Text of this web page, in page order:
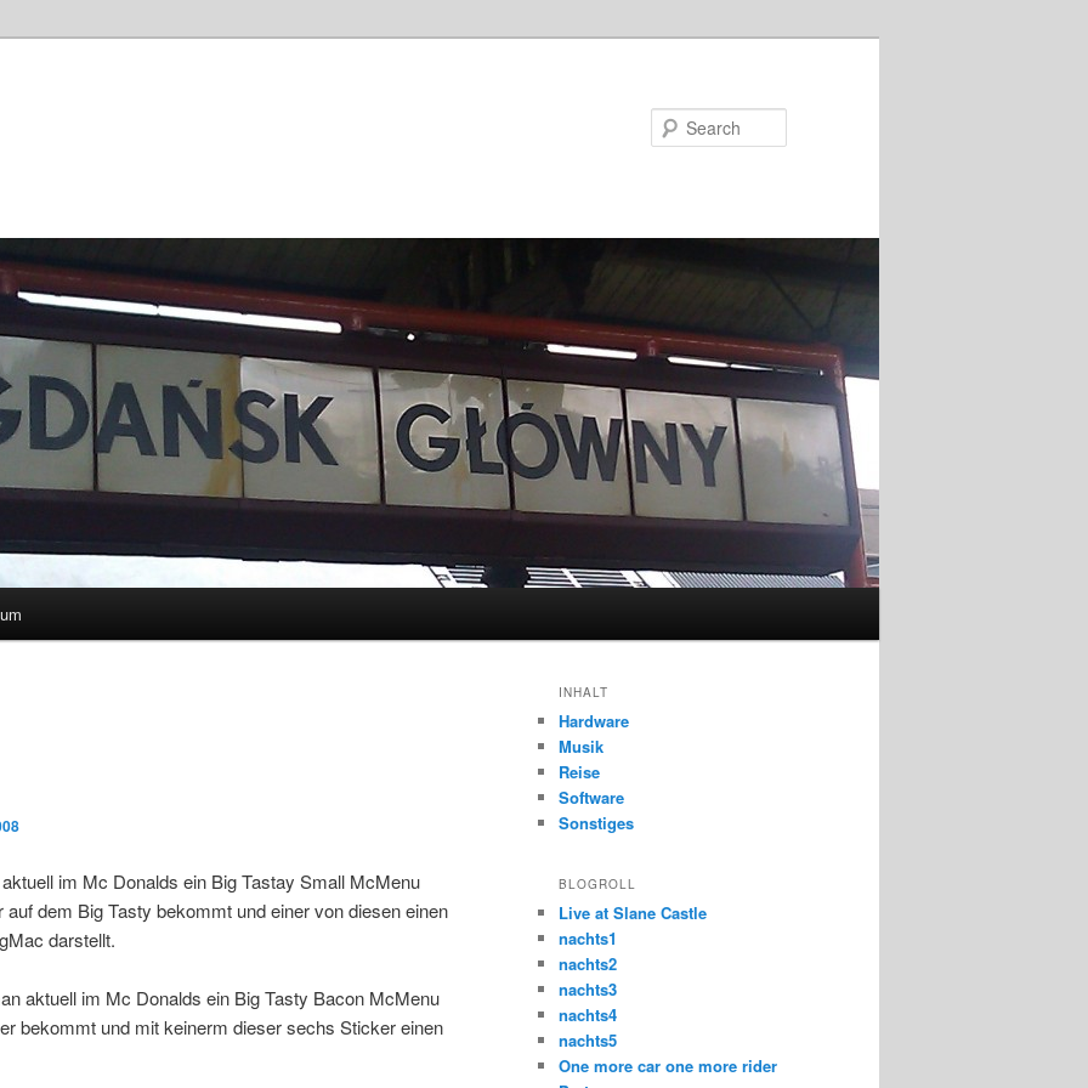
im Mc Donalds ein Big Tastay Small McMenu
dem Big Tasty bekommt und einer von diesen einen
darstellt.
aktuell im Mc Donalds ein Big Tasty Bacon McMenu
bekommt und mit keinerm dieser sechs Sticker einen
INHALT
Hardware
Musik
Reise
Software
Sonstiges
BLOGROLL
Live at Slane Castle
nachts1
nachts2
nachts3
nachts4
nachts5
One more car one more rider